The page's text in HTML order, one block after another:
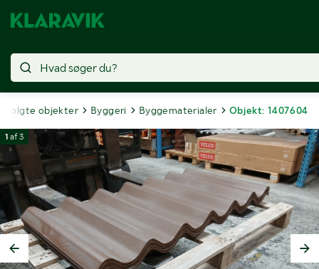
Solgte objekter Byggeri Byggematerialer Objekt: 1407604
1 af3